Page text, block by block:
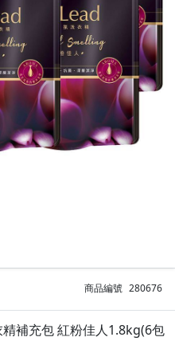
商品編號 280676
補充包 紅粉佳人1.8kg(6包